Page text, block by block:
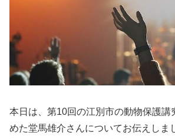
本日は、第10回の江別市の動物保護講
めた堂馬雄介さんについてお伝えしま